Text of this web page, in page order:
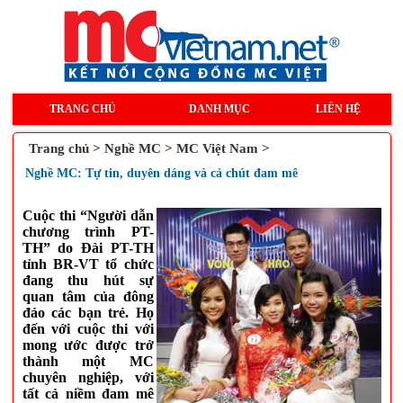
TRANG CHỦ DANH MỤC LIÊN HỆ
Trang chủ > Nghề MC > MC Việt Nam >
Nghề MC: Tự tin, duyên dáng và cả chút đam mê
Cuộc thi “Người dẫn
chương trình PT-
TH” do Đài PT-TH
tỉnh BR-VT tổ chức
đang thu hút sự
quan tâm của đông
đảo các bạn trẻ. Họ
đến với cuộc thi với
mong ước được trở
thành một MC
chuyên nghiệp, với
tất cả niềm đam mê